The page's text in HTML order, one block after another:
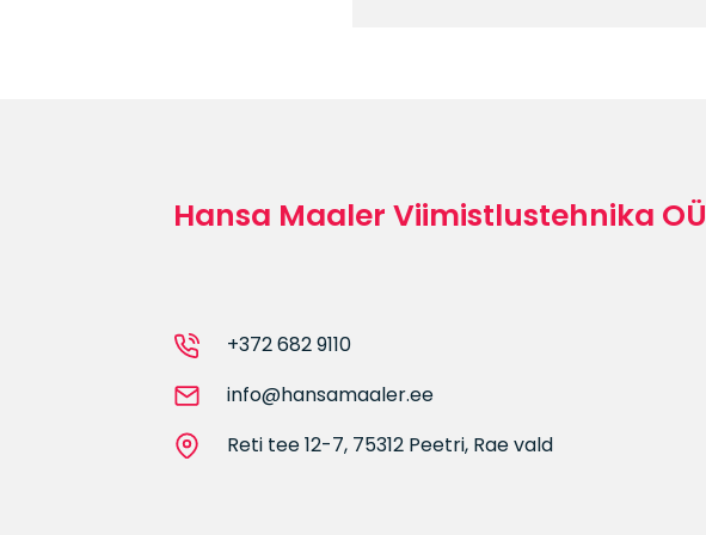
Hansa Maaler Viimistlustehnika OÜ
+372 682 9110
info@hansamaaler.ee
Reti tee 12-7, 75312 Peetri, Rae vald